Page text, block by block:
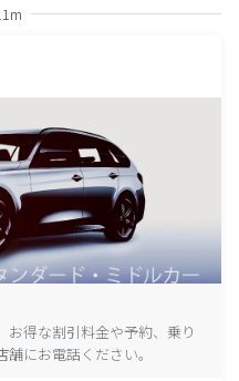
得な割引料金や予約、乗り
にお電話ください。